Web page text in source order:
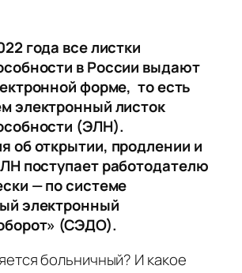
года все листки
в России выдают
форме, то есть
электронный листок
(ЭЛН).
об открытии, продлении и
поступает работодателю
— по системе
электронный
(СЭДО).
больничный? И какое